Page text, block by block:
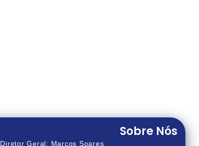
Sobre Nós
Diretor Geral: Marcos Soares